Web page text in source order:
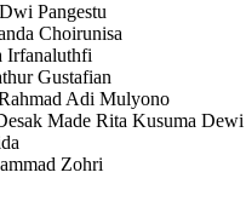
Pangestu
Choirunisa
Irfanaluthfi
Gustafian
Adi Mulyono
Made Rita Kusuma Dewi
Zohri